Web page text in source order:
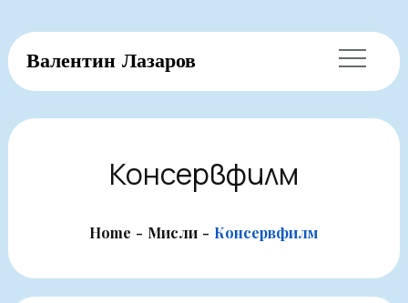
Skip
to
content
Валентин Лазаров
Консервфилм
Home Мисли Консервфилм